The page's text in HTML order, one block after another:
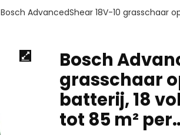
Bosch AdvancedShear 18V-10 grasschaar
Bosch
grasschaar
batterij, 18
tot 85 m²